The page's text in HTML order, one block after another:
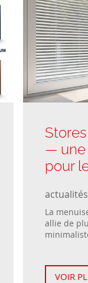
— une
pour
La
allie de
VOIR